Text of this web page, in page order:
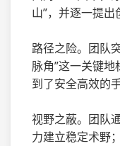
山”，并逐一提出
路径之险。团队
脉角”这一关键地
到了安全高效的
视野之蔽。团队
力建立稳定术野